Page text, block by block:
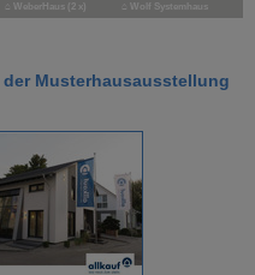
⌂ WeberHaus (2 x) ⌂ Wolf Systemhaus
Musterhausausstellung